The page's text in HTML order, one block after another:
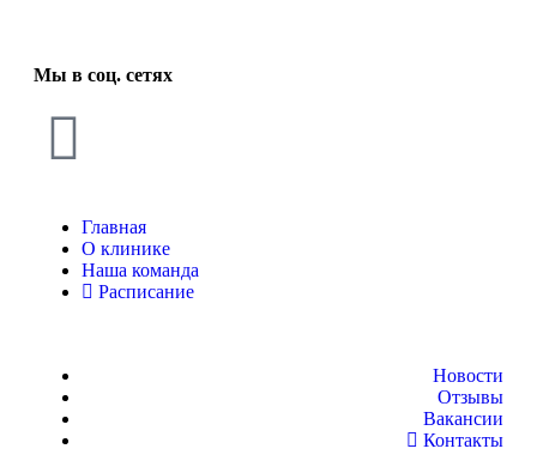
Мы в соц. сетях
Главная
О клинике
Наша команда
Расписание
Новости
Отзывы
Вакансии
Контакты